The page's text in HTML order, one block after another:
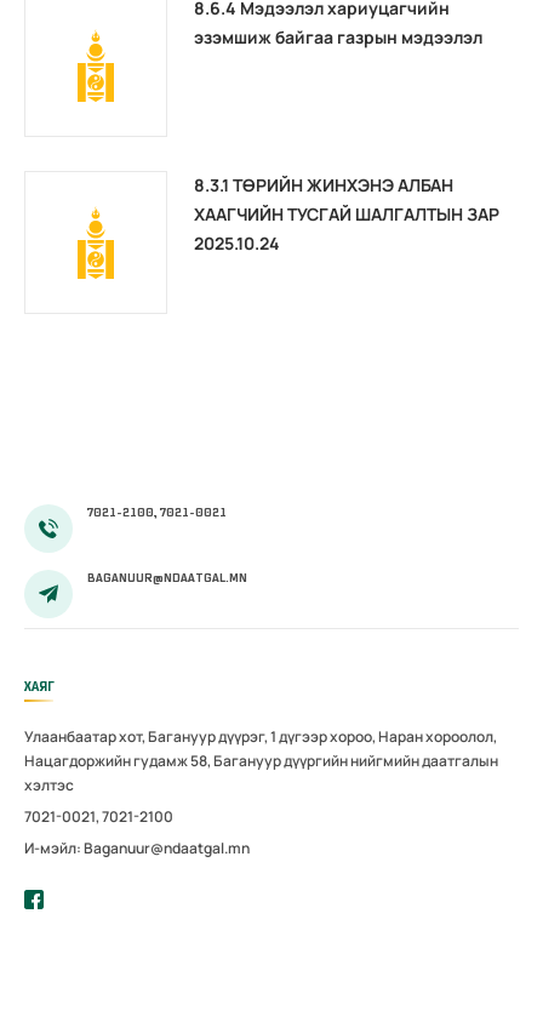
8.6.4 Мэдээлэл хариуцагчийн
эзэмшиж байгаа газрын мэдээлэл
8.3.1 ТӨРИЙН ЖИНХЭНЭ АЛБАН
ХААГЧИЙН ТУСГАЙ ШАЛГАЛТЫН ЗАР
2025.10.24
7021-2100, 7021-0021
BAGANUUR@NDAATGAL.MN
ХАЯГ
Улаанбаатар хот, Багануур дүүрэг, 1 дүгээр хороо, Наран хороолол,
Нацагдоржийн гудамж 58, Багануур дүүргийн нийгмийн даатгалын
хэлтэс
7021-0021, 7021-2100
И-мэйл: Baganuur@ndaatgal.mn